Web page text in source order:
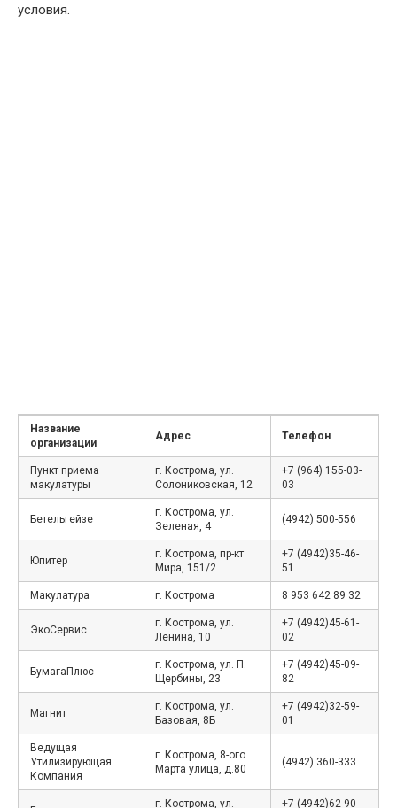
условия.
Название
организации
Адрес Телефон
Пункт приема
макулатуры
г. Кострома, ул.
Солониковская, 12
+7 (964) 155-03-
03
Бетельгейзе
г. Кострома, ул.
Зеленая, 4
(4942) 500-556
Юпитер
г. Кострома, пр-кт
Мира, 151/2
+7 (4942)35-46-
51
Макулатура г. Кострома 8 953 642 89 32
ЭкоСервис
г. Кострома, ул.
Ленина, 10
+7 (4942)45-61-
02
БумагаПлюс
г. Кострома, ул. П.
Щербины, 23
+7 (4942)45-09-
82
Магнит
г. Кострома, ул.
Базовая, 8Б
+7 (4942)32-59-
01
Ведущая
Утилизирующая
Компания
г. Кострома, 8-ого
Марта улица, д.80
(4942) 360-333
г. Кострома, ул. +7 (4942)62-90-